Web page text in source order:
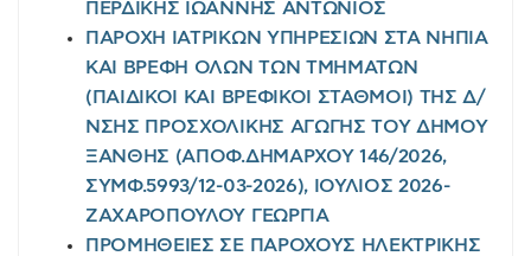
ΠΕΡΔΙΚΗΣ ΙΩΑΝΝΗΣ ΑΝΤΩΝΙΟΣ
ΠΑΡΟΧΗ ΙΑΤΡΙΚΩΝ ΥΠΗΡΕΣΙΩΝ ΣΤΑ ΝΗΠΙΑ
ΚΑΙ ΒΡΕΦΗ ΟΛΩΝ ΤΩΝ ΤΜΗΜΑΤΩΝ
(ΠΑΙΔΙΚΟΙ ΚΑΙ ΒΡΕΦΙΚΟΙ ΣΤΑΘΜΟΙ) ΤΗΣ Δ/
ΝΣΗΣ ΠΡΟΣΧΟΛΙΚΗΣ ΑΓΩΓΗΣ ΤΟΥ ΔΗΜΟΥ
ΞΑΝΘΗΣ (ΑΠΟΦ.ΔΗΜΑΡΧΟΥ 146/2026,
ΣΥΜΦ.5993/12-03-2026), ΙΟΥΛΙΟΣ 2026-
ΖΑΧΑΡΟΠΟΥΛΟΥ ΓΕΩΡΓΙΑ
ΠΡΟΜΗΘΕΙΕΣ ΣΕ ΠΑΡΟΧΟΥΣ ΗΛΕΚΤΡΙΚΗΣ